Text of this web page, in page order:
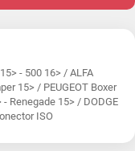
- 500 16> / ALFA
15> / PEUGEOT Boxer
Renegade 15> / DODGE
ISO